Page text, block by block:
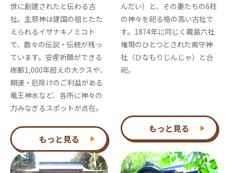
世に創建されたと伝わる古
社。主祭神は建国の祖とたた
えられるイザナキノミコト
で、数々の伝説・伝統が残っ
ています。安産祈願ができる
樹齢1,000年超えの大クスや、
開運・厄除けのご利益がある
竜王神水など、各所に神々の
力みなぎるスポットが点在。
もっと見る
んだい）と、その妻たちの6柱
の神々を祀る格の高い古社で
す。1874年に同じく霧島六社
権現のひとつとされた夷守神
社（ひなもりじんじゃ）と合
祀。
もっと見る